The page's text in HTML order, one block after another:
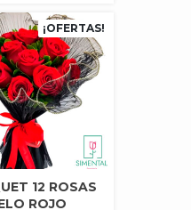
¡OFERTAS!
12 ROSAS
ROJO